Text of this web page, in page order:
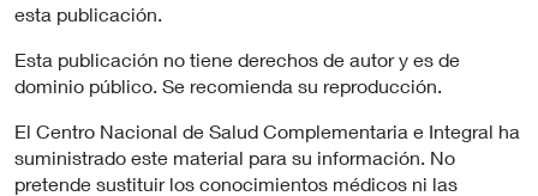
l
i
y
esta publicación.
Esta publicación no tiene derechos de autor y es de
dominio público. Se recomienda su reproducción.
El Centro Nacional de Salud Complementaria e Integral ha
suministrado este material para su información. No
pretende sustituir los conocimientos médicos ni las